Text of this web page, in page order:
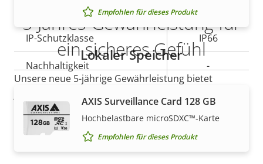
Vandalismus-Schutzklasse
IP-Schutzklasse IP66
Nachhaltigkeit -
Empfohlen für dieses Produkt
Lokaler Speicher
AXIS Surveillance Card 128 GB
Hochbelastbare microSDXC™-Karte
Empfohlen für dieses Produkt
5-Jahres-Gewährleistung für
ein sicheres Gefühl
Unsere neue 5-jährige Gewährleistung bietet
über Ihre Kosten. Es gibt keine Überraschungen im
Kleingedruckten – was wir versprechen, ist genau
das, was Sie bekommen.